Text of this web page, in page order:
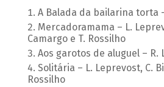
A Balada da bailarina torta
Mercadoramama – L.
Camargo e T. Rossilho
Aos garotos de aluguel – R.
Solitária – L. Leprevost, C.
Rossilho